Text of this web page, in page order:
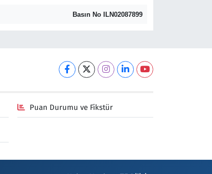
Basın No ILN02087899
Puan Durumu ve Fikstür